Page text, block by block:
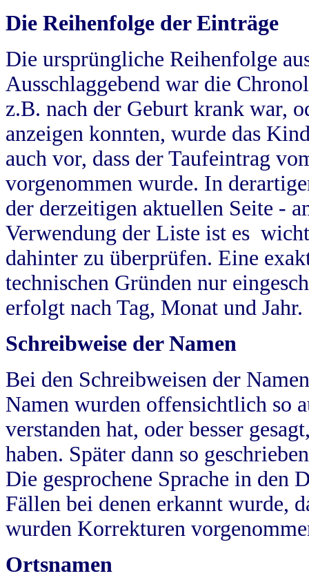
Die Reihenfolge der Einträge
Die ursprüngliche Reihenfolge
Ausschlaggebend war die
z.B. nach der Geburt krank war,
anzeigen konnten, wurde das
auch vor, dass der Taufeintrag
vorgenommen wurde. In
der derzeitigen aktuellen Seite -
Verwendung der Liste ist es
dahinter zu überprüfen. Eine
technischen Gründen nur
erfolgt nach Tag, Monat und Jahr.
Schreibweise der Namen
Bei den Schreibweisen der
Namen wurden offensichtlich so
verstanden hat, oder besser
haben. Später dann so
Die gesprochene Sprache in
Fällen bei denen erkannt wurde,
wurden Korrekturen
Ortsnamen